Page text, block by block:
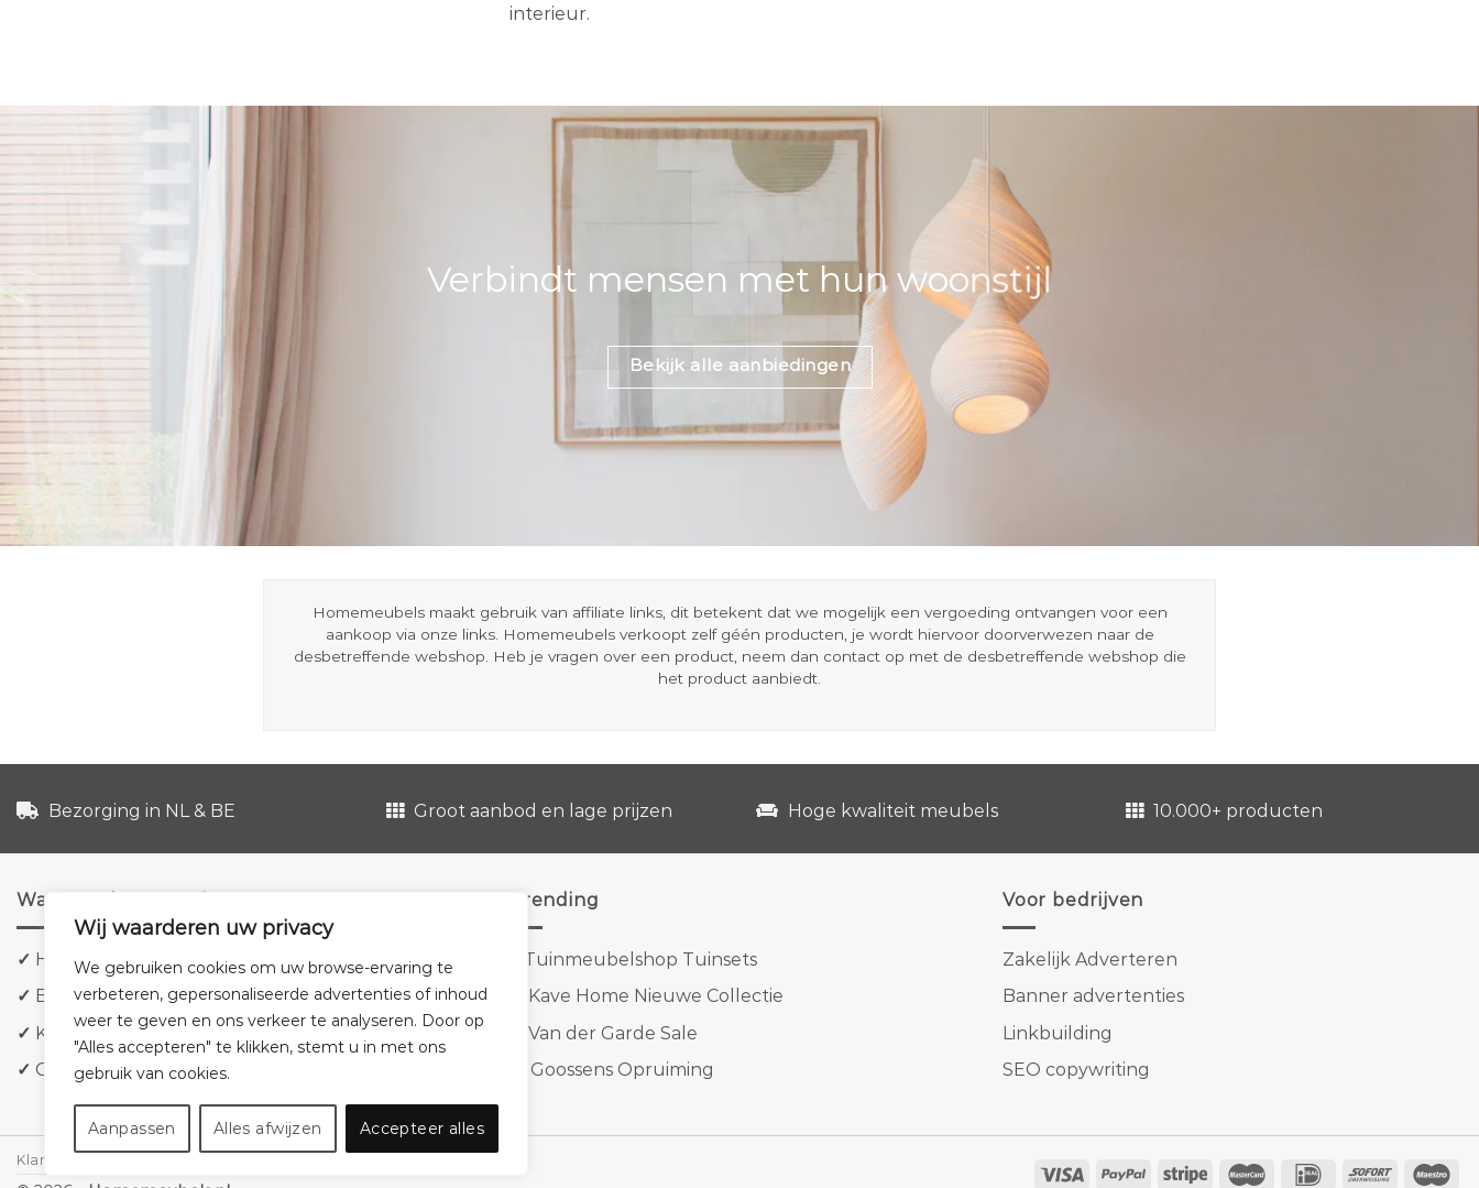
Wij waarderen uw privacy
We gebruiken cookies om uw browse-ervaring te
verbeteren, gepersonaliseerde advertenties of inhoud
weer te geven en ons verkeer te analyseren. Door op
"Alles accepteren" te klikken, stemt u in met ons
gebruik van cookies.
Aanpassen Alles afwijzen Accepteer alles
interieur.
Verbindt mensen met hun woonstijl
Bekijk alle aanbiedingen
Homemeubels maakt gebruik van affiliate links, dit betekent dat we mogelijk een vergoeding ontvangen voor een
aankoop via onze links. Homemeubels verkoopt zelf géén producten, je wordt hiervoor doorverwezen naar de
desbetreffende webshop. Heb je vragen over een product, neem dan contact op met de desbetreffende webshop die
het product aanbiedt.
Bezorging in NL & BE Groot aanbod en lage prijzen Hoge kwaliteit meubels 10.000+ producten
Waarom shoppen via ons?
✓ Hoge kwaliteit meubels
✓ Bezorging in NL & BE
✓ Klanttevredenheid staat voorop
✓ Groot aanbod tegen lage prijzen
Trending
Tuinmeubelshop Tuinsets
Kave Home Nieuwe Collectie
Van der Garde Sale
Goossens Opruiming
Voor bedrijven
Zakelijk Adverteren
Banner advertenties
Linkbuilding
SEO copywriting
Klantenservice